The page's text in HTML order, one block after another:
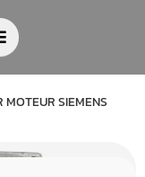
MOTEUR SIEMENS